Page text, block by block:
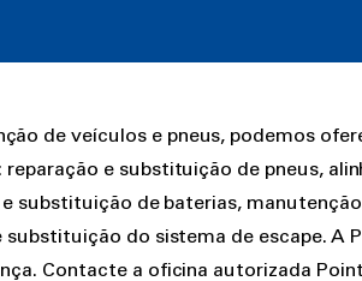
de veículos e pneus, podemos
e substituição de pneus,
substituição de baterias,
do sistema de escape. A
Contacte a oficina autorizada